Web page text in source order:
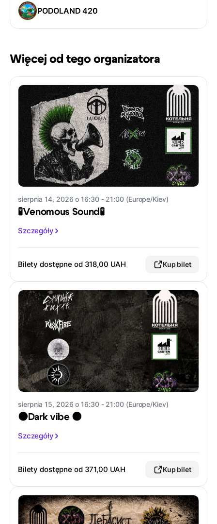
PODOLAND 420
Więcej od tego organizatora
sierpnia 14, 2026 o 16:30 - 21:00 (Europe/Kiev)
🧪Venomous Sound🧪
Szczegóły
Bilety dostępne od 318,00 UAH Kup bilet
sierpnia 15, 2026 o 16:30 - 21:00 (Europe/Kiev)
🌑Dark vibe 🌑
Szczegóły
Bilety dostępne od 371,00 UAH Kup bilet